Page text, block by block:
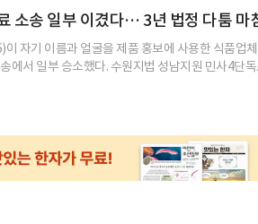
소송 일부 이겼다… 3년 법정 다툼 마
자기 이름과 얼굴을 제품 홍보에 사용한 식품업
에서 일부 승소했다. 수원지법 성남지원 민사4단독